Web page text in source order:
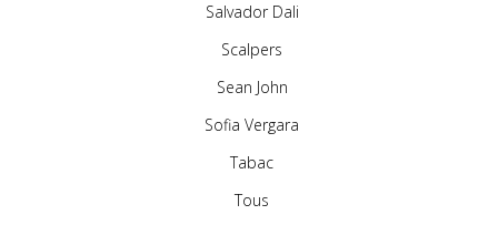
Salvador Dali
Scalpers
Sean John
Sofia Vergara
Tabac
Tous